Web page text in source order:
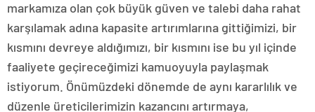
markamıza olan çok büyük güven ve talebi daha rahat
karşılamak adına kapasite artırımlarına gittiğimizi, bir
kısmını devreye aldığımızı, bir kısmını ise bu yıl içinde
faaliyete geçireceğimizi kamuoyuyla paylaşmak
istiyorum. Önümüzdeki dönemde de aynı kararlılık ve
düzenle üreticilerimizin kazancını artırmaya,